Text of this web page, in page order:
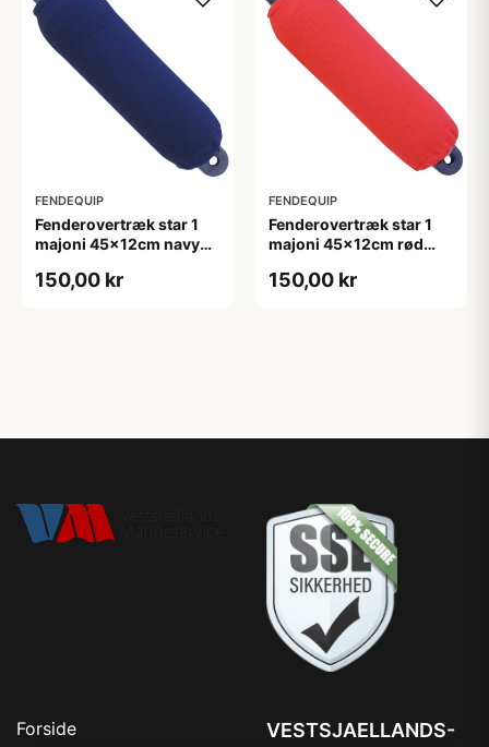
FENDEQUIP
Fenderovertræk star 1
majoni 45x12cm navy
150,00 kr
FENDEQUIP
Fenderovertræk star 1
majoni 45x12cm rød
150,00 kr
Forside
VESTSJAELLANDS-